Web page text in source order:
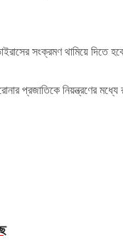
সংক্রমণ থামিয়ে দিতে
প্রজাতিকে নিয়ন্ত্রণের